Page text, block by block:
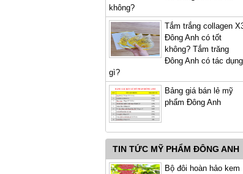
không?
Tắm trắng collagen
Đông Anh có tốt
không? Tắm trăng
Đông Anh có tác dụng
gì?
Bảng giá bán lẻ mỹ
phẩm Đông Anh
TIN TỨC MỸ PHẨM ĐÔNG ANH
Bộ đôi hoàn hảo kem